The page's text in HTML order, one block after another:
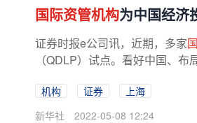
国际资管机构为中国经济
证券时报e公司讯，近期，多家
（QDLP）试点。看好中国、
机构 证券
上海
新华社
2022-05-08 12:24